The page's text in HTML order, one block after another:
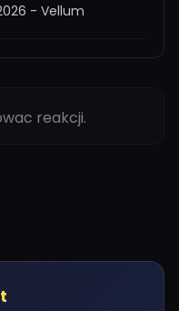
- Vellum
reakcji.